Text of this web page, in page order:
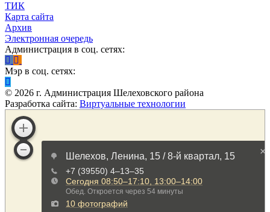
ТИК
Карта сайта
Архив
Электронная очередь
Администрация в соц. сетях:
Мэр в соц. сетях:
© 2026 г. Администрация Шелеховского района
Разработка сайта: Виртуальные технологии